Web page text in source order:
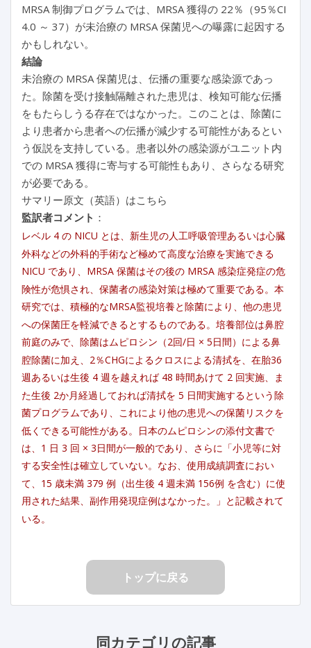
MRSA 制御プログラムでは、MRSA 獲得の 22％（95％CI
4.0 ～ 37）が未治療の MRSA 保菌児への曝露に起因する
かもしれない。
結論
未治療の MRSA 保菌児は、伝播の重要な感染源であっ
た。除菌を受け接触隔離された患児は、検知可能な伝播
をもたらしうる存在ではなかった。このことは、除菌に
より患者から患者への伝播が減少する可能性があるとい
う仮説を支持している。患者以外の感染源がユニット内
での MRSA 獲得に寄与する可能性もあり、さらなる研究
が必要である。
サマリー原文（英語）はこちら
監訳者コメント ：
レベル 4 の NICU とは、新生児の人工呼吸管理あるいは心臓
外科などの外科的手術など極めて高度な治療を実施できる
NICU であり、MRSA 保菌はその後の MRSA 感染症発症の危
険性が危惧され、保菌者の感染対策は極めて重要である。本
研究では、積極的なMRSA監視培養と除菌により、他の患児
への保菌圧を軽減できるとするものである。培養部位は鼻腔
前庭のみで、除菌はムピロシン（2回/日 × 5日間）による鼻
腔除菌に加え、2％CHGによるクロスによる清拭を、在胎36
週あるいは生後 4 週を越えれば 48 時間あけて 2 回実施、ま
た生後 2か月経過しておれば清拭を 5 日間実施するという除
菌プログラムであり、これにより他の患児への保菌リスクを
低くできる可能性がある。日本のムピロシンの添付文書で
は、1 日 3 回 × 3日間が一般的であり、さらに「小児等に対
する安全性は確立していない。なお、使用成績調査におい
て、15 歳未満 379 例（出生後 4 週未満 156例 を含む）に使
用された結果、副作用発現症例はなかった。」と記載されて
いる。
トップに戻る
同カテゴリの記事